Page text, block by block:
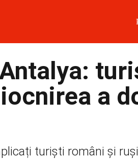
Twitter
a
turiști români și